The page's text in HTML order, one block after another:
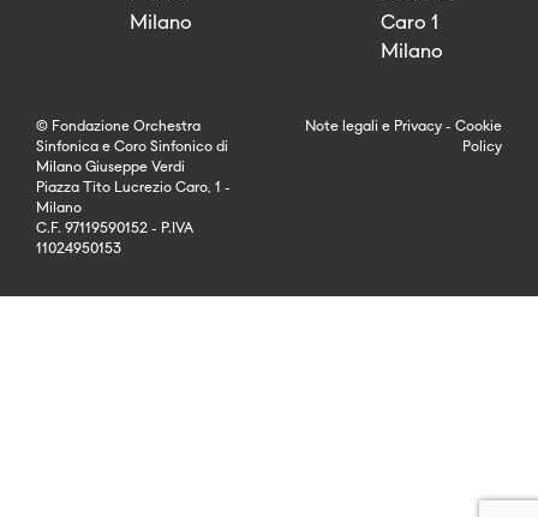
Milano
Caro 1
Milano
© Fondazione Orchestra
Sinfonica e Coro Sinfonico di
Milano Giuseppe Verdi
Piazza Tito Lucrezio Caro, 1 -
Milano
C.F. 97119590152 - P.IVA
11024950153
Note legali e Privacy - Cookie
Policy